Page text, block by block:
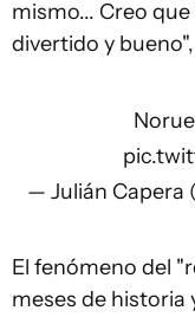
mismo... Creo
divertido y
— Julián Capera
El fenómeno del
meses de historia